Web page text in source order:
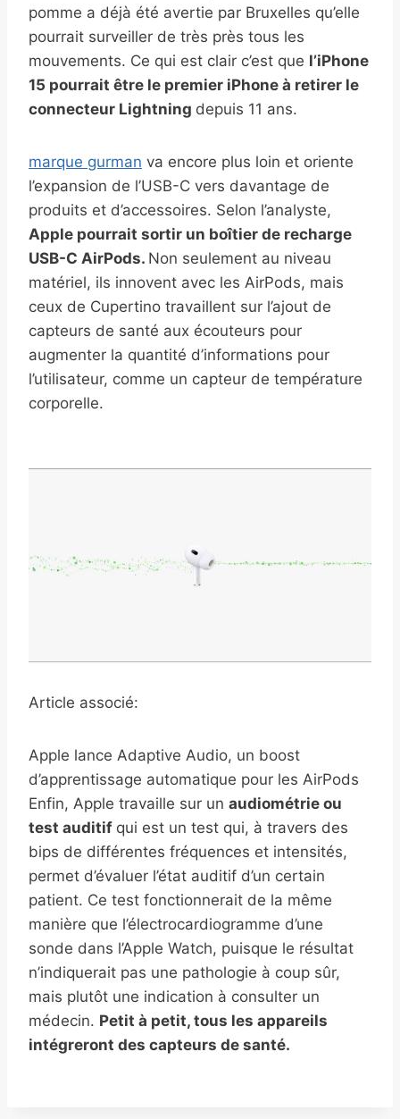
pomme a déjà été avertie par Bruxelles qu’elle
pourrait surveiller de très près tous les
mouvements. Ce qui est clair c’est que l’iPhone
15 pourrait être le premier iPhone à retirer le
connecteur Lightning depuis 11 ans.
marque gurman va encore plus loin et oriente
l’expansion de l’USB-C vers davantage de
produits et d’accessoires. Selon l’analyste,
Apple pourrait sortir un boîtier de recharge
USB-C AirPods. Non seulement au niveau
matériel, ils innovent avec les AirPods, mais
ceux de Cupertino travaillent sur l’ajout de
capteurs de santé aux écouteurs pour
augmenter la quantité d’informations pour
l’utilisateur, comme un capteur de température
corporelle.
Article associé:
Apple lance Adaptive Audio, un boost
d’apprentissage automatique pour les AirPods
Enfin, Apple travaille sur un audiométrie ou
test auditif qui est un test qui, à travers des
bips de différentes fréquences et intensités,
permet d’évaluer l’état auditif d’un certain
patient. Ce test fonctionnerait de la même
manière que l’électrocardiogramme d’une
sonde dans l’Apple Watch, puisque le résultat
n’indiquerait pas une pathologie à coup sûr,
mais plutôt une indication à consulter un
médecin. Petit à petit, tous les appareils
intégreront des capteurs de santé.